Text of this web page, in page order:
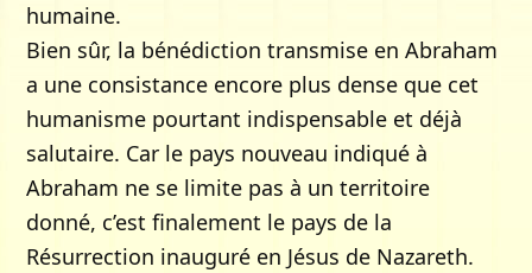
humaine.
Bien sûr, la bénédiction transmise en Abraham
a une consistance encore plus dense que cet
humanisme pourtant indispensable et déjà
salutaire. Car le pays nouveau indiqué à
Abraham ne se limite pas à un territoire
donné, c’est finalement le pays de la
Résurrection inauguré en Jésus de Nazareth.